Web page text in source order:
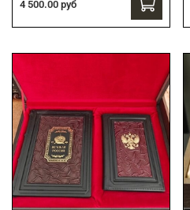
4 500.00 руб